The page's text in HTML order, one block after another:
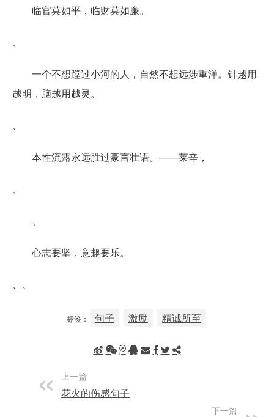
临官莫如平，临财莫如廉。
一个不想蹚过小河的人，自然不想远涉重洋。针越用
越明，脑越用越灵。
本性流露永远胜过豪言壮语。——莱辛，
心志要坚，意趣要乐。
标签： 句子 激励 精诚所至
上一篇
花火的伤感句子
下一篇